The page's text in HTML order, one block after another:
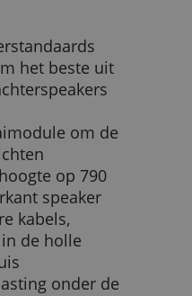
het beste uit
om de
op 790
speaker
kabels,
de holle
onder de